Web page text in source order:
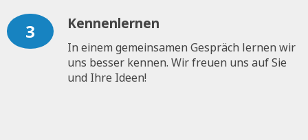
3 Kennenlernen
In einem gemeinsamen Gespräch lernen wir
uns besser kennen. Wir freuen uns auf Sie
und Ihre Ideen!